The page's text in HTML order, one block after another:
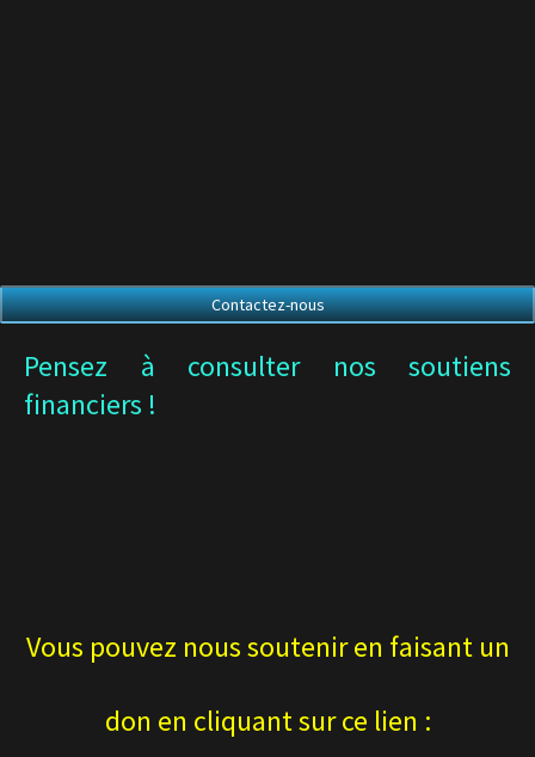
Contactez-nous
Pensez à consulter nos soutiens
financiers !
Vous pouvez nous soutenir en faisant un
don en cliquant sur ce lien :